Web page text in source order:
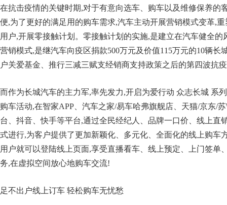
在抗击疫情的关键时期,对于有意向选车、购车以及维修保养的
便,为了更好的满足用的购车需求,汽车主动开展营销模式变革,
用户,开展零接触计划。零接触计划的实施,是建立在汽车健全的
营销模式,是继汽车向疫区捐款500万元及价值115万元的10辆长
户关爱基金、推行三减三赋支经销商支持政策之后的第四波抗
而作为长城汽车的主力军,率先发力,开启为爱行动 众志长城 系
购车活动,在智家APP、汽车之家/易车哈弗旗舰店、天猫/京东/
台、抖音、快手等平台,通过全民经纪人、品牌一口价、线上直
式进行,为客户提供了更加新颖化、多元化、全面化的线上购车
用户就可以登陆线上页面,享受直播看车、线上预定、上门签单
务,在虚拟空间放心地购车交流!
足不出户线上订车 轻松购车无忧愁